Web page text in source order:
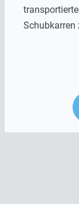
Schubkarren